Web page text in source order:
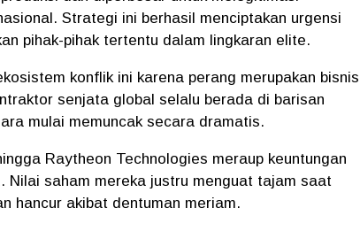
Strategi ini berhasil menciptakan urgensi
pihak-pihak tertentu dalam lingkaran elite.
konflik ini karena perang merupakan bisnis
senjata global selalu berada di barisan
mulai memuncak secara dramatis.
Raytheon Technologies meraup keuntungan
Nilai saham mereka justru menguat tajam saat
hancur akibat dentuman meriam.